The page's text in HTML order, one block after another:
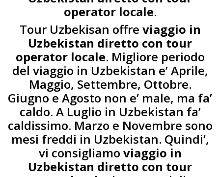
operator locale.
Tour Uzbekisan offre viaggio in
Uzbekistan diretto con tour
operator locale. Migliore periodo
del viaggio in Uzbekistan e’ Aprile,
Maggio, Settembre, Ottobre.
Giugno e Agosto non e’ male, ma fa’
caldo. A Luglio in Uzbekistan fa’
caldissimo. Marzo e Novembre sono
mesi freddi in Uzbekistan. Quindi’,
vi consigliamo viaggio in
Uzbekistan diretto con tour